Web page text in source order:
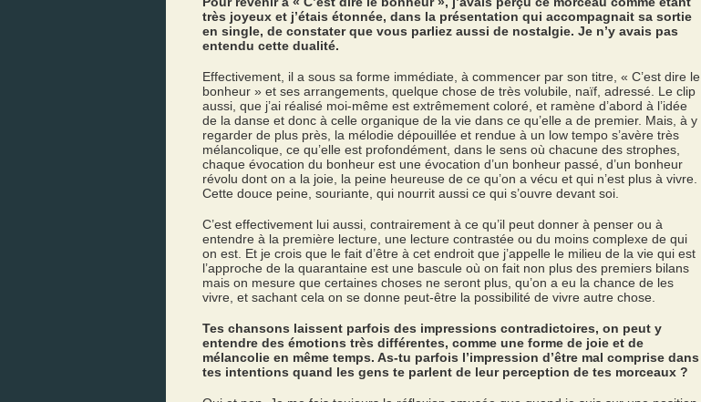
très joyeux et j’étais étonnée, dans la présentation qui accompagnait sa sortie
en single, de constater que vous parliez aussi de nostalgie. Je n’y avais pas
entendu cette dualité.
Effectivement, il a sous sa forme immédiate, à commencer par son titre, « C’est dire le
bonheur » et ses arrangements, quelque chose de très volubile, naïf, adressé. Le clip
aussi, que j’ai réalisé moi-même est extrêmement coloré, et ramène d’abord à l’idée
de la danse et donc à celle organique de la vie dans ce qu’elle a de premier. Mais, à y
regarder de plus près, la mélodie dépouillée et rendue à un low tempo s’avère très
mélancolique, ce qu’elle est profondément, dans le sens où chacune des strophes,
chaque évocation du bonheur est une évocation d’un bonheur passé, d’un bonheur
révolu dont on a la joie, la peine heureuse de ce qu’on a vécu et qui n’est plus à vivre.
Cette douce peine, souriante, qui nourrit aussi ce qui s’ouvre devant soi.
C’est effectivement lui aussi, contrairement à ce qu’il peut donner à penser ou à
entendre à la première lecture, une lecture contrastée ou du moins complexe de qui
on est. Et je crois que le fait d’être à cet endroit que j’appelle le milieu de la vie qui est
l’approche de la quarantaine est une bascule où on fait non plus des premiers bilans
mais on mesure que certaines choses ne seront plus, qu’on a eu la chance de les
vivre, et sachant cela on se donne peut-être la possibilité de vivre autre chose.
Tes chansons laissent parfois des impressions contradictoires, on peut y
entendre des émotions très différentes, comme une forme de joie et de
mélancolie en même temps. As-tu parfois l’impression d’être mal comprise dans
tes intentions quand les gens te parlent de leur perception de tes morceaux ?